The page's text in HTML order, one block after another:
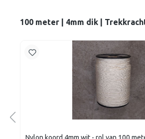
100 meter | 4mm dik |